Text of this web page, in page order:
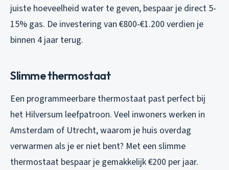
juiste hoeveelheid water te geven, bespaar je direct 5-
15% gas. De investering van €800-€1.200 verdien je
binnen 4 jaar terug.
Slimme thermostaat
Een programmeerbare thermostaat past perfect bij
het Hilversum leefpatroon. Veel inwoners werken in
Amsterdam of Utrecht, waarom je huis overdag
verwarmen als je er niet bent? Met een slimme
thermostaat bespaar je gemakkelijk €200 per jaar.